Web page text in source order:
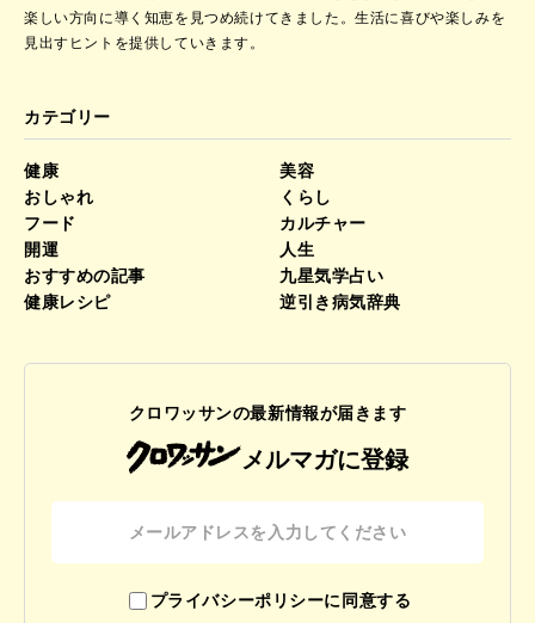
楽しい方向に導く知恵を見つめ続けてきました。生活に喜びや楽しみを
見出すヒントを提供していきます。
カテゴリー
健康
美容
おしゃれ
くらし
フード
カルチャー
開運
人生
おすすめの記事
九星気学占い
健康レシピ
逆引き病気辞典
クロワッサンの最新情報が届きます
メルマガに登録
プライバシーポリシーに同意する